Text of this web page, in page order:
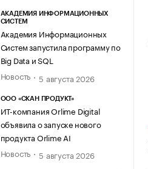
АКАДЕМИЯ ИНФОРМАЦИОННЫХ
СИСТЕМ
Академия Информационных
Систем запустила программу по
Big Data и SQL
Новость
5 августа 2026
ООО «СКАН ПРОДУКТ»
ИТ-компания Orlime Digital
объявила о запуске нового
продукта Orlime AI
Новость
5 августа 2026